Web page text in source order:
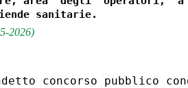
2026)
concorso pubblico